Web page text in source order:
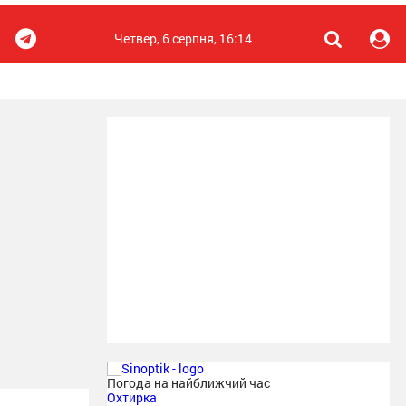
Четвер, 6 серпня, 16:14
Погода на найближчий час
Охтирка